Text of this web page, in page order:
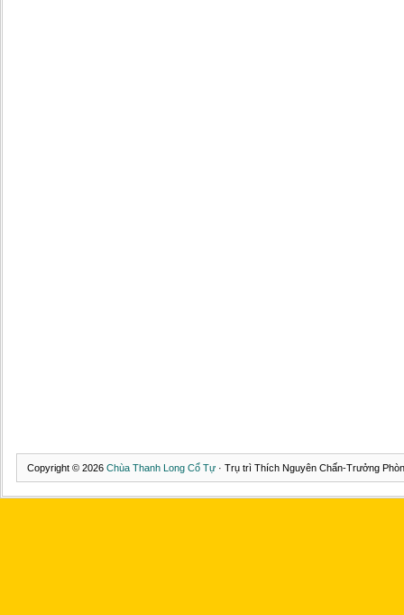
Copyright © 2026 Chùa Thanh Long Cổ Tự · Trụ trì Thích Nguyên Chấn-Trưởng